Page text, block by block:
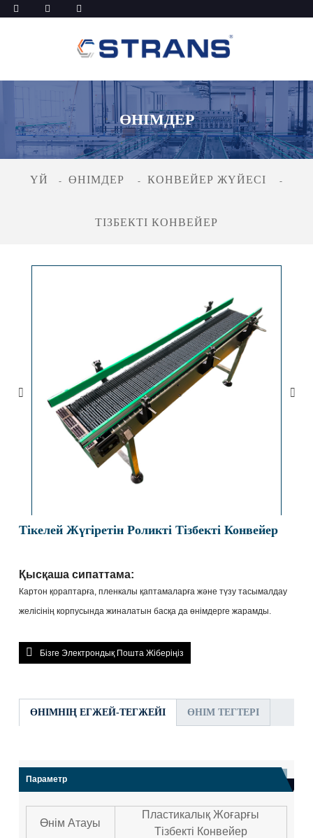
ӨНІМДЕР
ҮЙ ӨНІМДЕР КОНВЕЙЕР ЖҮЙЕСІ
ТІЗБЕКТІ КОНВЕЙЕР
Тікелей Жүгіретін Роликті Тізбекті Конвейер
Қысқаша сипаттама:
Картон қораптарға, пленкалы қаптамаларға және түзу тасымалдау
желісінің корпусында жиналатын басқа да өнімдерге жарамды.
Бізге Электрондық Пошта Жіберіңіз
ӨНІМНІҢ ЕГЖЕЙ-ТЕГЖЕЙІ ӨНІМ ТЕГТЕРІ
Параметр
Өнім Атауы
Пластикалық Жоғарғы
Тізбекті Конвейер